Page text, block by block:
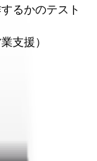
るかのテスト
支援）